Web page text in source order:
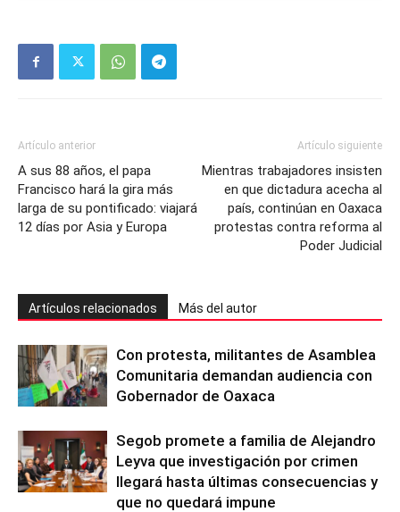
Artículo anterior
A sus 88 años, el papa
Francisco hará la gira más
larga de su pontificado: viajará
12 días por Asia y Europa
Artículo siguiente
Mientras trabajadores insisten
en que dictadura acecha al
país, continúan en Oaxaca
protestas contra reforma al
Poder Judicial
Artículos relacionados Más del autor
Con protesta, militantes de Asamblea
Comunitaria demandan audiencia con
Gobernador de Oaxaca
Segob promete a familia de Alejandro
Leyva que investigación por crimen
llegará hasta últimas consecuencias y
que no quedará impune